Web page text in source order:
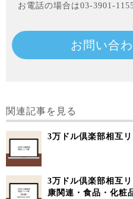
お電話の場合は03-3901-
お問い合
関連記事を見る
3万ドル倶楽部相互
3万ドル倶楽部相互
康関連・食品・化粧